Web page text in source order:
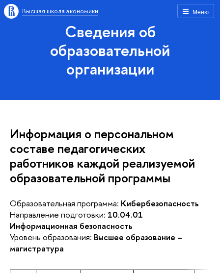
Меню
Высшая школа экономики
Сведения об
образовательной
организации
Информация о персональном
составе педагогических
работников каждой реализуемой
образовательной программы
Образовательная программа: Кибербезопасность
Направление подготовки: 10.04.01
Информационная безопасность
Уровень образования: Высшее образование –
магистратура